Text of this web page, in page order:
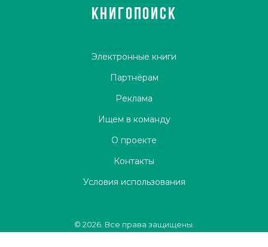
КНИГОПОИСК
Электронные книги
Партнёрам
Реклама
Ищем в команду
О проекте
Контакты
Условия использования
© 2026. Все права защищены.